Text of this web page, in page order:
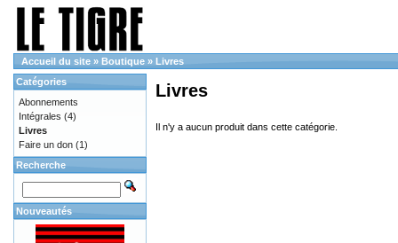
Accueil du site » Boutique » Livres
Livres
Il n'y a aucun produit dans cette catégorie.
Catégories
Abonnements
Intégrales (4)
Livres
Faire un don (1)
Recherche
Nouveautés